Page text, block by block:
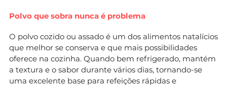
Polvo que sobra nunca é problema
O polvo cozido ou assado é um dos alimentos natalícios
que melhor se conserva e que mais possibilidades
oferece na cozinha. Quando bem refrigerado, mantém
a textura e o sabor durante vários dias, tornando-se
uma excelente base para refeições rápidas e